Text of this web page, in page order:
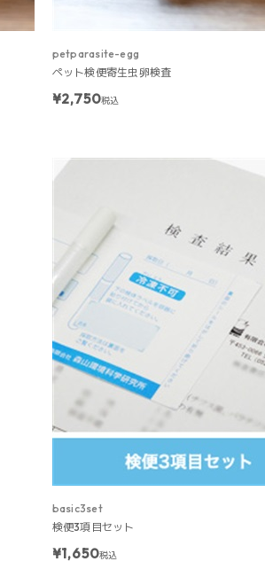
petparasite-egg
ペット検便寄生虫卵検査
¥2,750税込
basic3set
検便3項目セット
¥1,650税込